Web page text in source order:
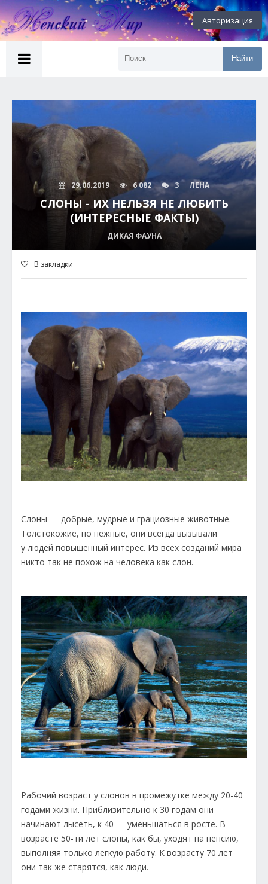
Авторизация
Найти
29.06.2019 6 082 3 ЛЕНА
СЛОНЫ - ИХ НЕЛЬЗЯ НЕ ЛЮБИТЬ
(ИНТЕРЕСНЫЕ ФАКТЫ)
ДИКАЯ ФАУНА
В закладки
Слоны — добрые, мудрые и грациозные животные.
Толстокожие, но нежные, они всегда вызывали
у людей повышенный интерес. Из всех созданий мира
никто так не похож на человека как слон.
Рабочий возраст у слонов в промежутке между 20-40
годами жизни. Приблизительно к 30 годам они
начинают лысеть, к 40 — уменьшаться в росте. В
возрасте 50-ти лет слоны, как бы, уходят на пенсию,
выполняя только легкую работу. К возрасту 70 лет
они так же старятся, как люди.